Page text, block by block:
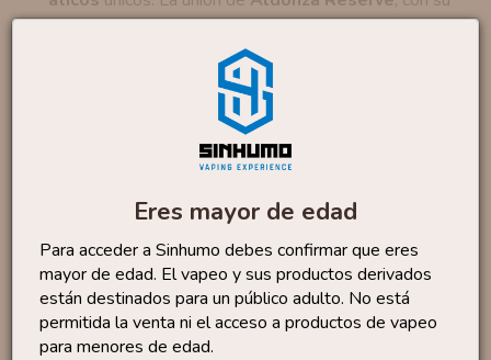
Eres mayor de edad
Para acceder a Sinhumo debes confirmar que eres
mayor de edad. El vapeo y sus productos derivados
están destinados para un público adulto. No está
permitida la venta ni el acceso a productos de vapeo
para menores de edad.
equilibrada mezcla detabacos selectos, enriquecida
vainilla macerada en roble americano
refinada mediante una prolongada triple maceración,
, con susnotas dulces y
de tabaco con matices
acaramelados y tostadosrealzadas por su
resultado unsabor complejo, que
combinaprofundidad y dulzura, con unacabado
ahumado y tostadoque deleita los sentidos.
Marca:Bombo E-liquids